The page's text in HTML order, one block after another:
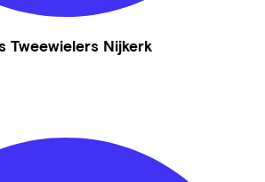
Tweewielers Nijkerk